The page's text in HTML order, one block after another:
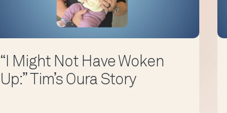
“I Might Not Have Woken
Up:” Tim’s Oura Story